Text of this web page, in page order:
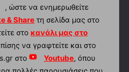
, ώστε να ενημερωθείτε
& Share τη σελίδα μας στο
στο κανάλι μας στο
να γραφτείτε και στο
στο
Youtube, όπου